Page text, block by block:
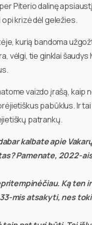
Piterio dalinę
krizė dėl geležies.
kurią bandoma
vėlgi, tie ginklai
vaizdo įrašą, kaip
pabūklus. Ir
patrankų.
kalbate apie
Pamenate, 2022-
Ką
mis atsakyti, nes